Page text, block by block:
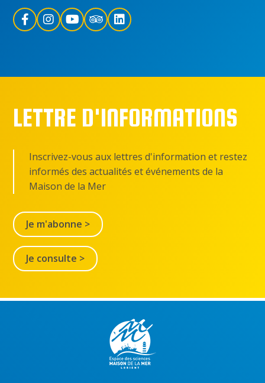
LETTRE D'INFORMATIONS
Inscrivez-vous aux lettres d'information et restez
informés des actualités et événements de la
Maison de la Mer
Je m'abonne >
Je consulte >